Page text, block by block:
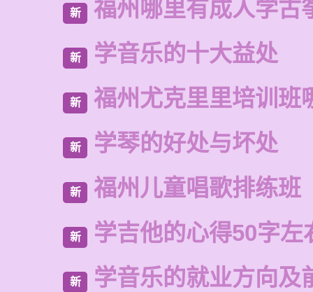
新 福州哪里有成人学古
新 学音乐的十大益处
新 福州尤克里里培训班
新 学琴的好处与坏处
新 福州儿童唱歌排练班
新 学吉他的心得50字左
新 学音乐的就业方向及